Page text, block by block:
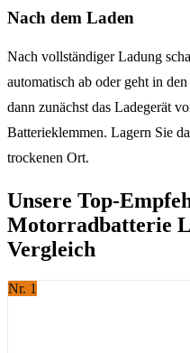
Nach dem Laden
Nach vollständiger Ladung
automatisch ab oder geht in
dann zunächst das Ladegerät
Batterieklemmen. Lagern Sie
trockenen Ort.
Unsere Top-
Motorradbatterie
Vergleich
Nr. 1